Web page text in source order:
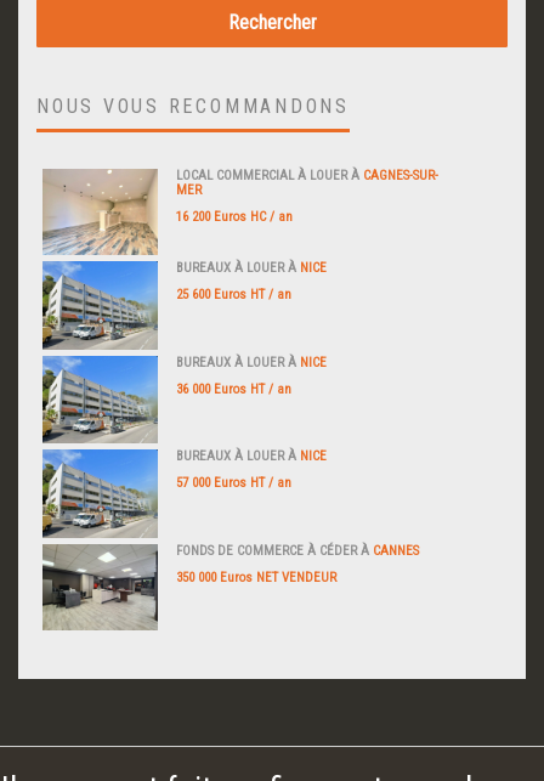
NOUS VOUS RECOMMANDONS
LOCAL COMMERCIAL À LOUER À CAGNES-SUR-
MER
16 200 Euros HC / an
BUREAUX À LOUER À NICE
25 600 Euros HT / an
BUREAUX À LOUER À NICE
36 000 Euros HT / an
BUREAUX À LOUER À NICE
57 000 Euros HT / an
FONDS DE COMMERCE À CÉDER À CANNES
350 000 Euros NET VENDEUR